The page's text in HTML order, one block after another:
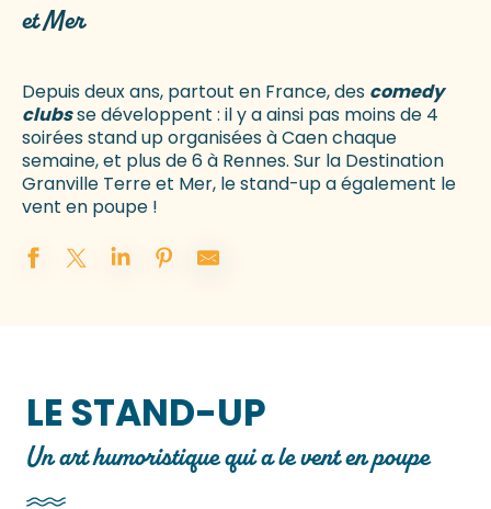
et Mer
Depuis deux ans, partout en France, des comedy
clubsse développent : il y a ainsi pas moins de 4
soirées stand up organisées à Caen chaque
semaine, et plus de 6 à Rennes. Sur la Destination
Granville Terre et Mer, le stand-up a également le
vent en poupe !
LE STAND-UP
Un art humoristique qui a le vent en poupe